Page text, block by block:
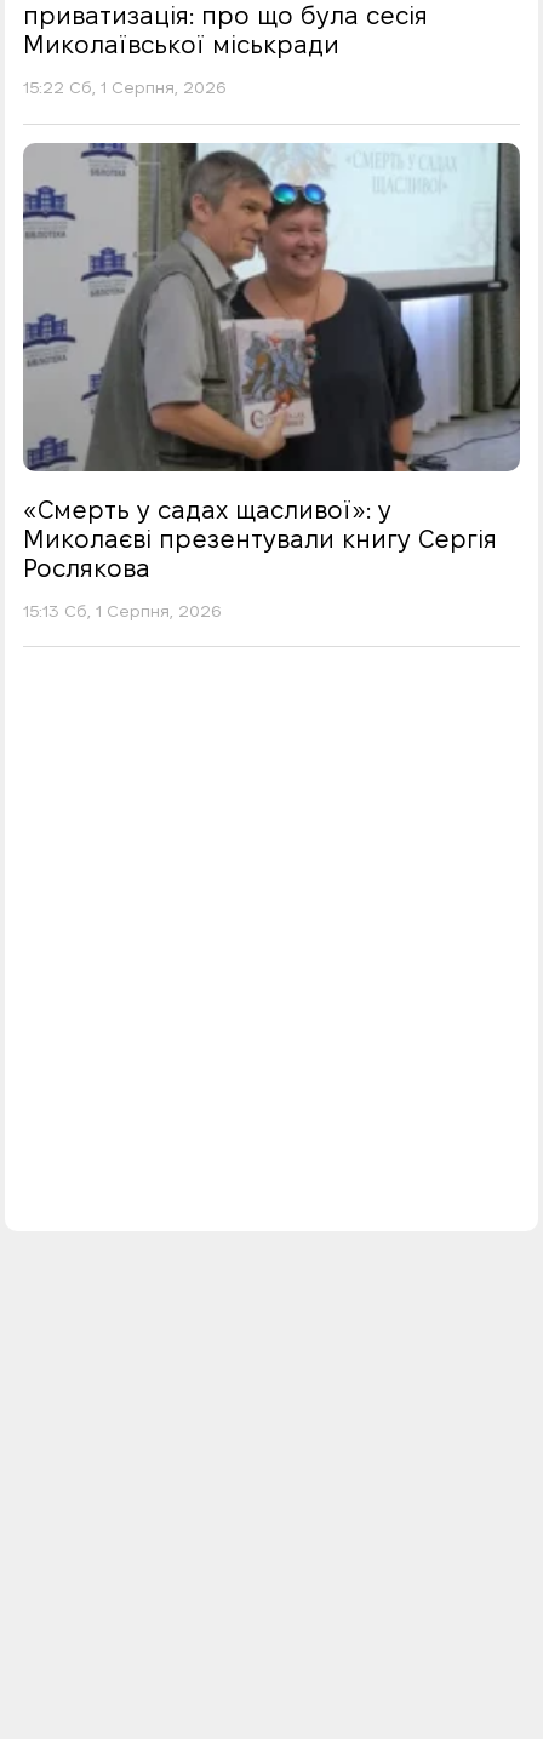
приватизація: про що була сесія
Миколаївської міськради
15:22 Сб, 1 Серпня, 2026
«Смерть у садах щасливої»: у
Миколаєві презентували книгу Сергія
Рослякова
15:13 Сб, 1 Серпня, 2026